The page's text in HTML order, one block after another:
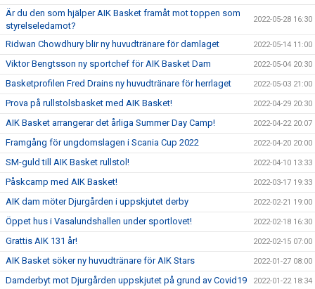
Är du den som hjälper AIK Basket framåt mot toppen som
styrelseledamot?
2022-05-28 16:30
Ridwan Chowdhury blir ny huvudtränare för damlaget 2022-05-14 11:00
Viktor Bengtsson ny sportchef för AIK Basket Dam 2022-05-04 20:30
Basketprofilen Fred Drains ny huvudtränare för herrlaget 2022-05-03 21:00
Prova på rullstolsbasket med AIK Basket! 2022-04-29 20:30
AIK Basket arrangerar det årliga Summer Day Camp! 2022-04-22 20:07
Framgång för ungdomslagen i Scania Cup 2022 2022-04-20 20:00
SM-guld till AIK Basket rullstol! 2022-04-10 13:33
Påskcamp med AIK Basket! 2022-03-17 19:33
AIK dam möter Djurgården i uppskjutet derby 2022-02-21 19:00
Öppet hus i Vasalundshallen under sportlovet! 2022-02-18 16:30
Grattis AIK 131 år! 2022-02-15 07:00
AIK Basket söker ny huvudtränare för AIK Stars 2022-01-27 08:00
Damderbyt mot Djurgården uppskjutet på grund av Covid19 2022-01-22 18:34